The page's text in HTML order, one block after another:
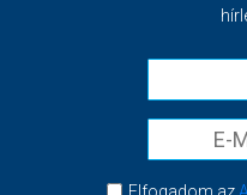
Elfogadom az